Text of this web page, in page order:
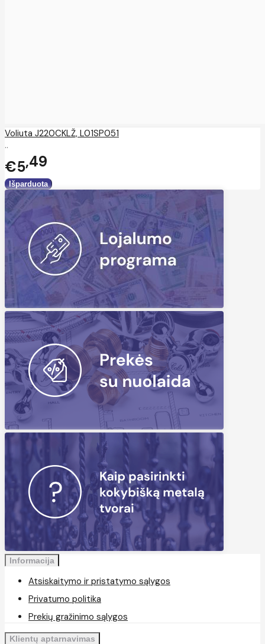
Voliuta J220CKLŽ, L01SP051
..
€5 49
Informacija
Atsiskaitymo ir pristatymo sąlygos
Privatumo politika
Prekių gražinimo sąlygos
Klientų aptarnavimas